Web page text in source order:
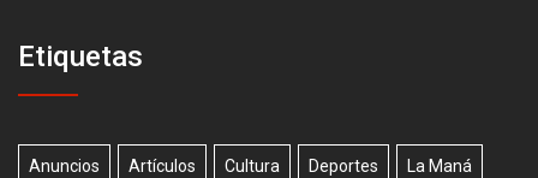
Etiquetas
Anuncios Artículos Cultura Deportes La Maná